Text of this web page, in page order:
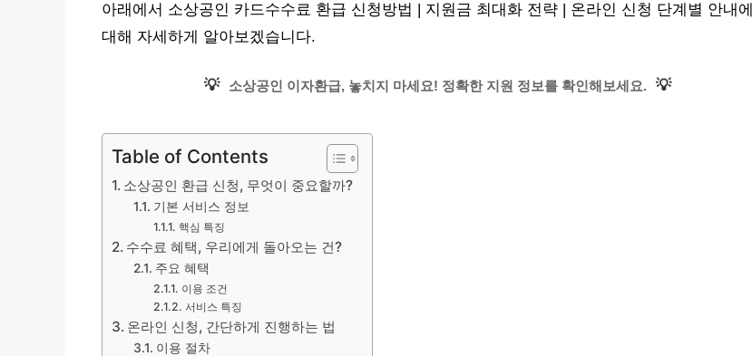
아래에서 소상공인 카드수수료 환급 신청방법 | 지원금 최대화 전략 | 온라인 신청 단계별 안내에
대해 자세하게 알아보겠습니다.
💡 소상공인 이자환급, 놓치지 마세요! 정확한 지원 정보를 확인해보세요. 💡
Table of Contents
소상공인 환급 신청, 무엇이 중요할까?
기본 서비스 정보
핵심 특징
수수료 혜택, 우리에게 돌아오는 건?
주요 혜택
이용 조건
서비스 특징
온라인 신청, 간단하게 진행하는 법
이용 절차